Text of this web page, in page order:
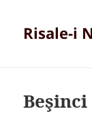
Risale-i
Beşinci